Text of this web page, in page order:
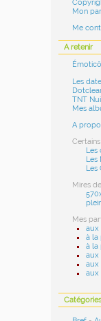
Mon
Me
A retenir
Les
TNT
Mes
A
Les
Les
Les
Mires
Mes
aux
à la
à la
aux
aux
aux